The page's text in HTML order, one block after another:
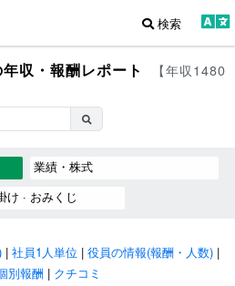
検索
収・報酬レポート
【年収1480
業績・株式
け · おみくじ
| 社員1人単位 | 役員の情報(報酬・人数) |
別報酬 | クチコミ